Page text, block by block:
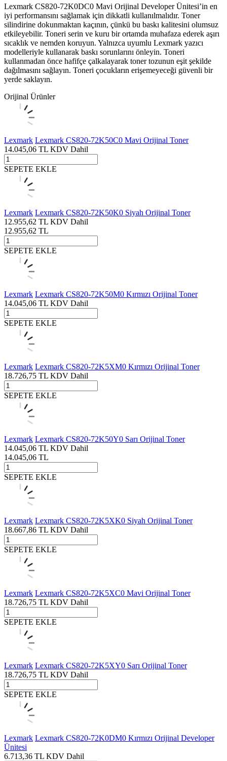
Lexmark CS820-72K0DC0 Mavi Orijinal Developer Ünitesi’in en
iyi performansını sağlamak için dikkatli kullanılmalıdır. Toner
silindirine dokunmaktan kaçının, çünkü bu baskı kalitesini olumsuz
etkileyebilir. Toneri serin ve kuru bir ortamda muhafaza ederek aşırı
sıcaklık ve nemden koruyun. Yalnızca uyumlu Lexmark yazıcı
modelleriyle kullanarak baskı sorunlarını önleyin. Toneri
kullanmadan önce hafifçe çalkalayarak toner tozunun eşit şekilde
dağılmasını sağlayın. Toneri çocukların erişemeyeceği güvenli bir
yerde saklayın.
Orijinal Ürünler
Lexmark Lexmark CS820-72K50C0 Mavi Orijinal Toner
14.045,06 TL KDV Dahil
SEPETE EKLE
Lexmark Lexmark CS820-72K50K0 Siyah Orijinal Toner
12.955,62 TL KDV Dahil
12.955,62 TL
SEPETE EKLE
Lexmark Lexmark CS820-72K50M0 Kırmızı Orijinal Toner
14.045,06 TL KDV Dahil
SEPETE EKLE
Lexmark Lexmark CS820-72K5XM0 Kırmızı Orijinal Toner
18.726,75 TL KDV Dahil
SEPETE EKLE
Lexmark Lexmark CS820-72K50Y0 Sarı Orijinal Toner
14.045,06 TL KDV Dahil
14.045,06 TL
SEPETE EKLE
Lexmark Lexmark CS820-72K5XK0 Siyah Orijinal Toner
18.667,86 TL KDV Dahil
SEPETE EKLE
Lexmark Lexmark CS820-72K5XC0 Mavi Orijinal Toner
18.726,75 TL KDV Dahil
SEPETE EKLE
Lexmark Lexmark CS820-72K5XY0 Sarı Orijinal Toner
18.726,75 TL KDV Dahil
SEPETE EKLE
Lexmark Lexmark CS820-72K0DM0 Kırmızı Orijinal Developer
Ünitesi
6.713,36 TL KDV Dahil